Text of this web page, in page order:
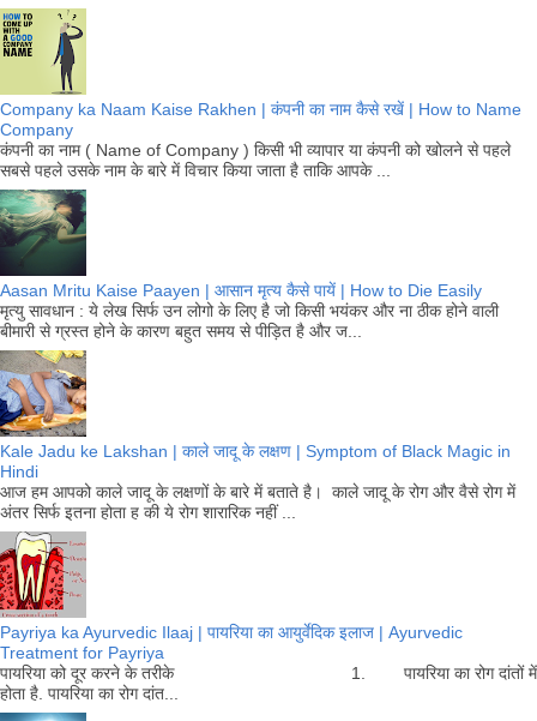
Company ka Naam Kaise Rakhen | कंपनी का नाम कैसे रखें | How to Name
Company
कंपनी का नाम ( Name of Company ) किसी भी व्यापार या कंपनी को खोलने से पहले
सबसे पहले उसके नाम के बारे में विचार किया जाता है ताकि आपके ...
Aasan Mritu Kaise Paayen | आसान मृत्य कैसे पायें | How to Die Easily
मृत्यु सावधान : ये लेख सिर्फ उन लोगो के लिए है जो किसी भयंकर और ना ठीक होने वाली
बीमारी से ग्रस्त होने के कारण बहुत समय से पीड़ित है और ज...
Kale Jadu ke Lakshan | काले जादू के लक्षण | Symptom of Black Magic in
Hindi
आज हम आपको काले जादू के लक्षणों के बारे में बताते है। काले जादू के रोग और वैसे रोग में
अंतर सिर्फ इतना होता ह की ये रोग शारारिक नहीं ...
Payriya ka Ayurvedic Ilaaj | पायरिया का आयुर्वेदिक इलाज | Ayurvedic
Treatment for Payriya
पायरिया को दूर करने के तरीके 1. पायरिया का रोग दांतों में
होता है. पायरिया का रोग दांत...